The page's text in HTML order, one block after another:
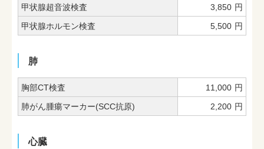
甲状腺超音波検査 3,850 円
甲状腺ホルモン検査
5,500 円
肺
胸部CT検査 11,000 円
肺がん腫瘍マーカー(SCC抗原)
2,200 円
心臓